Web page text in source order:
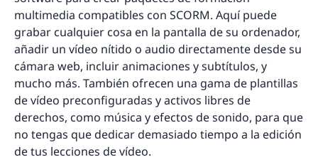
multimedia compatibles con SCORM. Aquí puede
grabar cualquier cosa en la pantalla de su ordenador,
añadir un vídeo nítido o audio directamente desde su
cámara web, incluir animaciones y subtítulos, y
mucho más. También ofrecen una gama de plantillas
de vídeo preconfiguradas y activos libres de
derechos, como música y efectos de sonido, para que
no tengas que dedicar demasiado tiempo a la edición
de tus lecciones de vídeo.